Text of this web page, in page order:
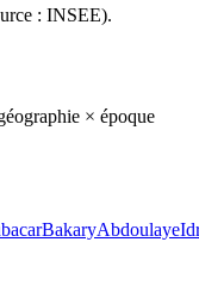
: INSEE).
× époque
BakaryAbdoulaye